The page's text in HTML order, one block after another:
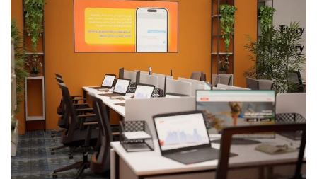
تحسين بيئة العمل في مبنى بريستو
داخلي